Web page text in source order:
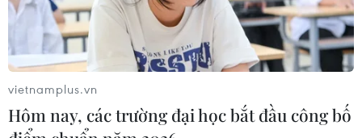
vietnamplus.vn
Hôm nay, các trường đại học bắt đầu công bố